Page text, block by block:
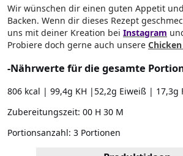
Wir wünschen dir einen guten Appetit
Backen. Wenn dir dieses Rezept
uns mit deiner Kreation bei Instagram
Probiere doch gerne auch unsere
-Nährwerte für die gesamte
806 kcal | 99,4g KH |52,2g Eiweiß | 17,3g
Zubereitungszeit: 00 H 30 M
Portionsanzahl: 3 Portionen